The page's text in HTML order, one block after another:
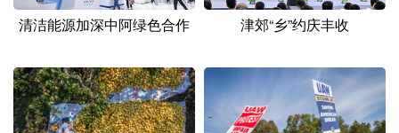
English Español Français عربى
Deutsch Português
清洁能源加深中阿绿色合作 津郊“乡”约庆丰收